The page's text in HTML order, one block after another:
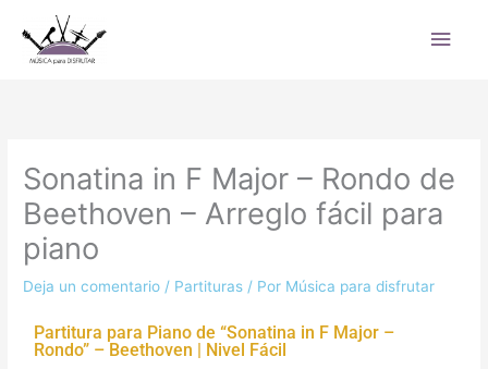
contenido
Sonatina in F Major – Rondo de
Beethoven – Arreglo fácil para
piano
Deja un comentario / Partituras / Por Música para disfrutar
Partitura para Piano de “Sonatina in F Major –
Rondo” – Beethoven | Nivel Fácil